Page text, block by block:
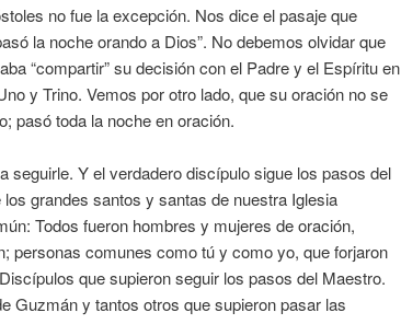
no fue la excepción. Nos dice el pasaje que
la noche orando a Dios”. No debemos olvidar que
“compartir” su decisión con el Padre y el Espíritu en
y Trino. Vemos por otro lado, que su oración no se
pasó toda la noche en oración.
seguirle. Y el verdadero discípulo sigue los pasos del
grandes santos y santas de nuestra Iglesia
Todos fueron hombres y mujeres de oración,
personas comunes como tú y como yo, que forjaron
que supieron seguir los pasos del Maestro.
Guzmán y tantos otros que supieron pasar las